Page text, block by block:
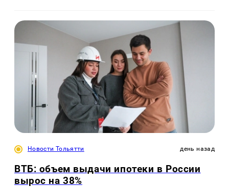
Новости Тольятти день назад
ВТБ: объем выдачи ипотеки в России
вырос на 38%